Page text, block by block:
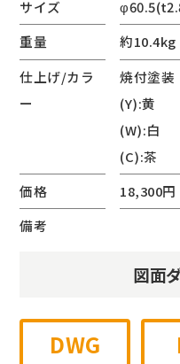
サイズ
重量
約10.4kg
仕上げ/カラ
ー
焼付塗装
(Y):黄
(W):白
(C):茶
価格
18,300円
備考
図面
DWG